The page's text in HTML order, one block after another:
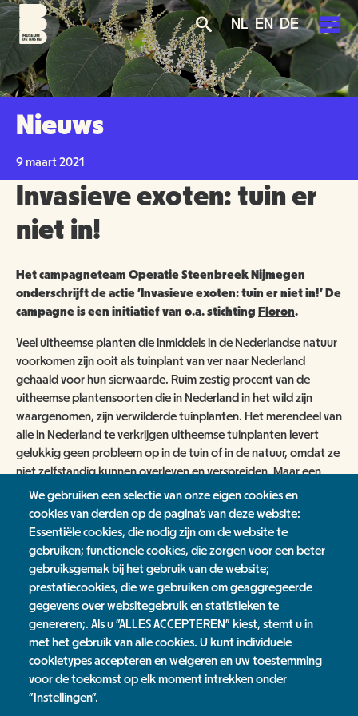
Overslaan
en
naar
de
inhoud
gaan
Skip
to
main
navigation
Skip
to
search
NL EN DE
We gebruiken een selectie van onze eigen cookies en
cookies van derden op de pagina's van deze website:
Essentiële cookies, die nodig zijn om de website te
gebruiken; functionele cookies, die zorgen voor een beter
gebruiksgemak bij het gebruik van de website;
prestatiecookies, die we gebruiken om geaggregeerde
gegevens over websitegebruik en statistieken te
genereren;. Als u "ALLES ACCEPTEREN" kiest, stemt u in
met het gebruik van alle cookies. U kunt individuele
cookietypes accepteren en weigeren en uw toestemming
voor de toekomst op elk moment intrekken onder
"Instellingen".
PLAN JE BEZOEK
TICKETS
TOEGANKELIJKHEID
GROEPSBEZOEK
SCHOOLBEZOEK
EXPOSITIES
HORECA
MUSEUMWINKEL
NU TE KOOP IN DE WINKEL
NIJMEEGSE VOGELMONUMENTJES
ZAALVERHUUR
HUISREGELS
KINDERFEESTJE
AGENDA
OVER ONS
MISSIE EN VISIE
ORGANISATIE
ANBI
COMITÉ VAN AANBEVELING
BESTUUR
JAARVERSLAG
ORGANOGRAM
VRIJWILLIGERS
WORD VRIEND
GEEF EEN VRIENDSCHAP CADEAU!
SCHENKEN & NALATEN
COLLECTIE
OVER DE COLLECTIE
DOOD DIER GEVONDEN?
PUBLICATIES
BRUIKLENEN
ARCHITECTUUR
NIEUWSBRIEF
2000 JAAR GESCHIEDENIS AAN DE WAAL
CONTACT
VERRIJK JEZELF IN HET RIJK VAN NIJMEGEN
GROENMAKERS
SCHOLEN
NATUUR- & MILIEUORGANISATIES
NATUUR- & MILIEUORGANISATIES
NME NIEUWS & INSPIRATIE
SCHOLEN
Nieuws
9 maart 2021
Invasieve exoten: tuin er
niet in!
Het campagneteam Operatie Steenbreek Nijmegen
onderschrijft de actie 'Invasieve exoten: tuin er niet in!' De
campagne is een initiatief van o.a. stichting Floron.
Veel uitheemse planten die inmiddels in de Nederlandse natuur
voorkomen zijn ooit als tuinplant van ver naar Nederland
gehaald voor hun sierwaarde. Ruim zestig procent van de
uitheemse plantensoorten die in Nederland in het wild zijn
waargenomen, zijn verwilderde tuinplanten. Het merendeel van
alle in Nederland te verkrijgen uitheemse tuinplanten levert
gelukkig geen probleem op in de tuin of in de natuur, omdat ze
niet zelfstandig kunnen overleven en verspreiden. Maar een
aantal soorten kan wel verwilderen en schade toebrengen aan
de natuur.
Maar hoe weet je nou of een tuin- of vijverplant kan verwilderen
en mogelijk voor problemen gaat zorgen in de natuur? Op
Nature Today verscheen vandaag dit artikelover de actie én
over een handige databank.
Groenmakers bewoners Nieuws
Nieuwsoverzicht